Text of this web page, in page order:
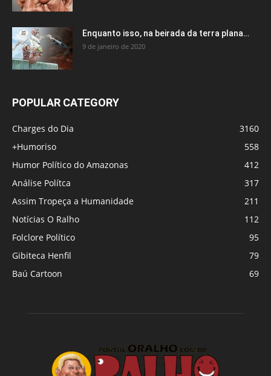
Enquanto isso, na beirada da terra plana…
9 de janeiro de 2020
POPULAR CATEGORY
Charges do Dia
3160
+Humoriso
558
Humor Político do Amazonas
412
Análise Polítca
317
Assim Tropeça a Humanidade
211
Notícias O Ralho
112
Folclore Político
95
Gibiteca Henfil
79
Baú Cartoon
69